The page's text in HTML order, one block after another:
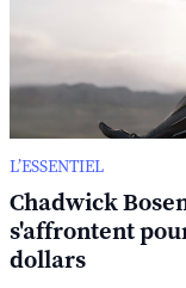
L’ESSENTIEL
Chadwick
s'affrontent
dollars